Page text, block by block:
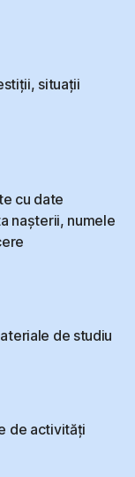
situații
cu date
nașterii, numele
de studiu
de activități